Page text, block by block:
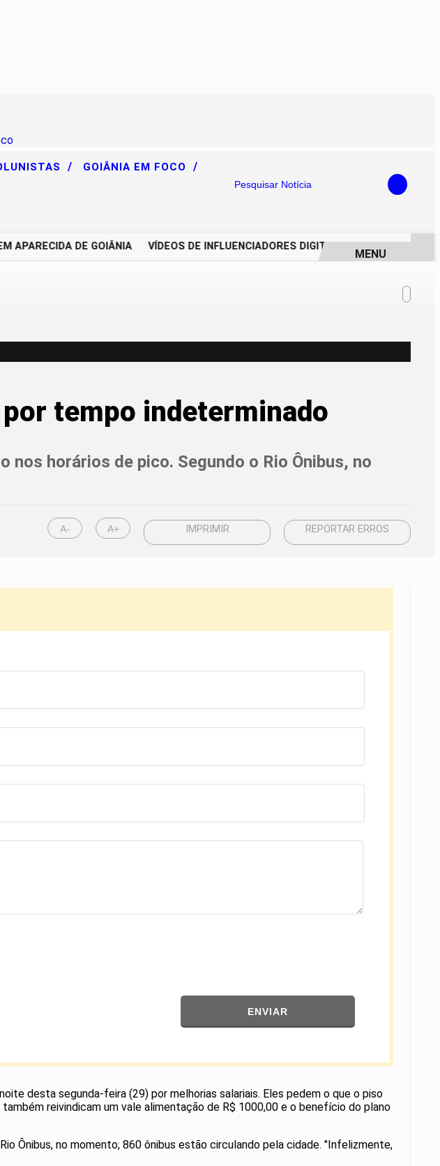
Pesquisar Notícia
/ GOIÂNIA EM FOCO /
DE GOIÂNIA VÍDEOS DE INFLUENCIADORES DIGITAIS IMPULSIONAM
MENU
tempo indeterminado
horários de pico. Segundo o Rio Ônibus, no
A- A+ IMPRIMIR REPORTAR ERROS
ENVIAR
desta segunda-feira (29) por melhorias salariais. Eles pedem o que o piso
reivindicam um vale alimentação de R$ 1000,00 e o benefício do plano
Ônibus, no momento, 860 ônibus estão circulando pela cidade. "Infelizmente,